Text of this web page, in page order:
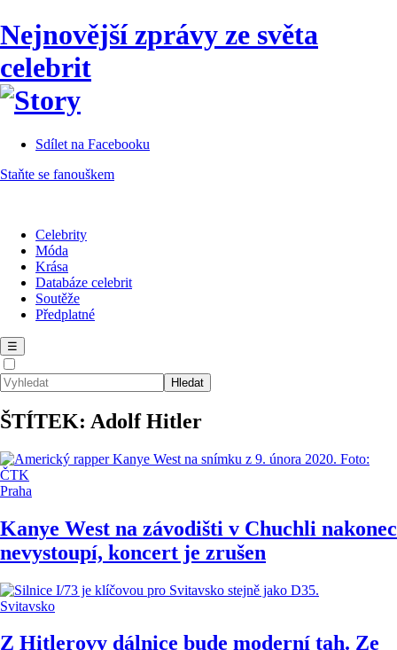
Nejnovější zprávy ze světa
celebrit
Sdílet na Facebooku
Staňte se fanouškem
Celebrity
Móda
Krása
Databáze celebrit
Soutěže
Předplatné
☰
ŠTÍTEK: Adolf Hitler
Praha
Kanye West na závodišti v Chuchli nakonec
nevystoupí, koncert je zrušen
Svitavsko
Z Hitlerovy dálnice bude moderní tah. Ze